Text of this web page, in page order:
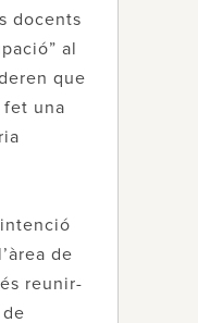
docents
al
que
fet una
de
reunir-